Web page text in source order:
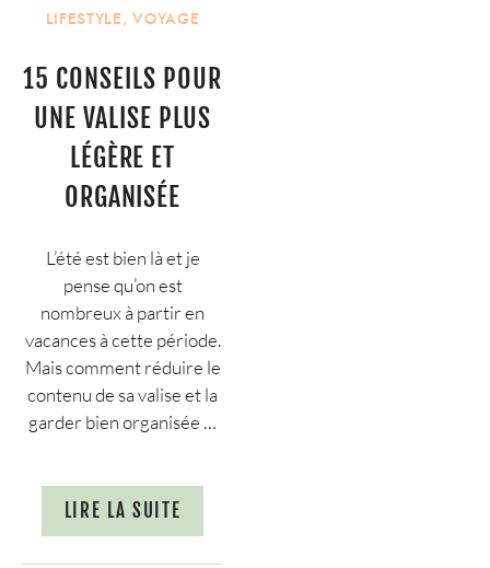
LIFESTYLE,VOYAGE
15 CONSEILS POUR
UNE VALISE PLUS
LÉGÈRE ET
ORGANISÉE
L’été est bien là et je
pense qu’on est
nombreux à partir en
vacances à cette période.
Mais comment réduire le
contenu de sa valise et la
garder bien organisée …
LIRE LA SUITE